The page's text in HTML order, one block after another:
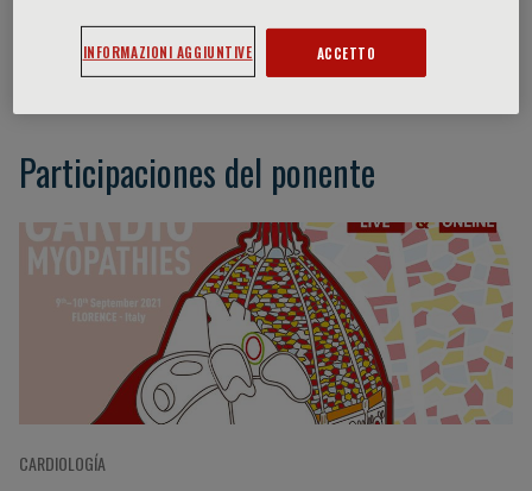
Christopher Semsarian
Sydney (AUS)
Participaciones del ponente
CARDIOLOGÍA
INFORMAZIONI AGGIUNTIVE ACCETTO